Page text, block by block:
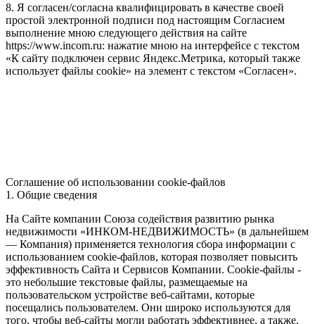
8. Я согласен/согласна квалифицировать в качестве своей
простой электронной подписи под настоящим Согласием
выполнение мною следующего действия на сайте
https://www.incom.ru: нажатие мною на интерфейсе с текстом
«К сайту подключен сервис Яндекс.Метрика, который также
использует файлы cookie» на элемент с текстом «Согласен».
Соглашение об использовании cookie-файлов
1. Общие сведения
На Сайте компании Союза содействия развитию рынка
недвижимости «ИНКОМ-НЕДВИЖИМОСТЬ» (в дальнейшем
— Компания) применяется технология сбора информации с
использованием cookie-файлов, которая позволяет повысить
эффективность Сайта и Сервисов Компании. Сookie-файлы -
это небольшие текстовые файлы, размещаемые на
пользовательском устройстве веб-сайтами, которые
посещались пользователем. Они широко используются для
того, чтобы веб-сайты могли работать эффективнее, а также,